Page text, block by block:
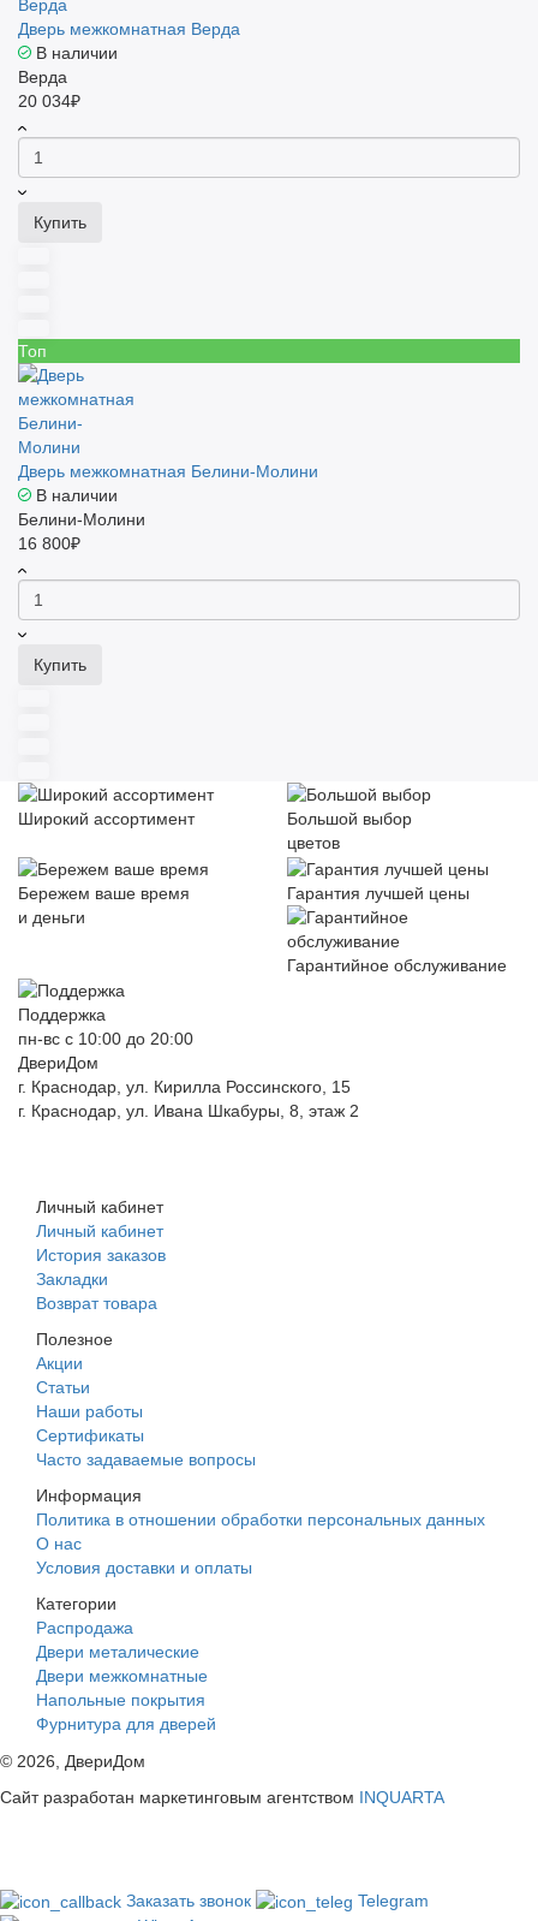
Дверь межкомнатная Верда
В наличии
Верда
20 034₽
Купить
Топ
Дверь межкомнатная Белини-Молини
В наличии
Белини-Молини
16 800₽
Купить
Широкий ассортимент
Большой выбор
цветов
Бережем ваше время
и деньги
Гарантия лучшей цены
Гарантийное обслуживание
Поддержка
пн-вс с 10:00 до 20:00
ДвериДом
г. Краснодар, ул. Кирилла Россинского, 15
г. Краснодар, ул. Ивана Шкабуры, 8, этаж 2
Личный кабинет
Личный кабинет
История заказов
Закладки
Возврат товара
Полезное
Акции
Статьи
Наши работы
Сертификаты
Часто задаваемые вопросы
Информация
Политика в отношении обработки персональных данных
О нас
Условия доставки и оплаты
Категории
Распродажа
Двери металические
Двери межкомнатные
Напольные покрытия
Фурнитура для дверей
© 2026 , ДвериДом
Сайт разработан маркетинговым агентством INQUARTA
Заказать звонок
Telegram